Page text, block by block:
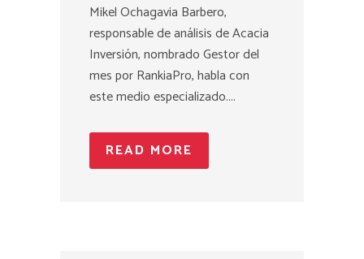
Mikel Ochagavia Barbero,
responsable de análisis de Acacia
Inversión, nombrado Gestor del
mes por RankiaPro, habla con
este medio especializado....
READ MORE